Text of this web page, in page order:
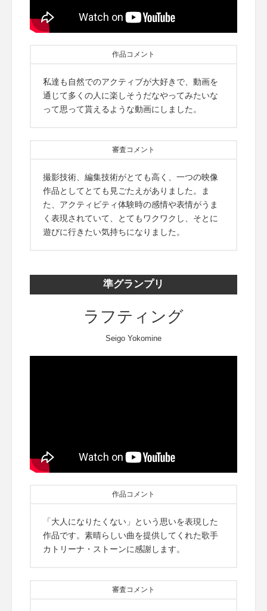
作品コメント
私達も自然でのアクティブが大好きで、動画を
通じて多くの人に楽しそうだなやってみたいな
って思って貰えるような動画にしました。
審査コメント
撮影技術、編集技術がとても高く、一つの映像
作品としてとても見ごたえがありました。ま
た、アクティビティ体験時の感情や表情がうま
く表現されていて、とてもワクワクし、そとに
遊びに行きたい気持ちになりました。
準グランプリ
ラフティング
Seigo Yokomine
作品コメント
「大人になりたくない」という思いを表現した
作品です。素晴らしい曲を提供してくれた歌手
カトリーナ・ストーンに感謝します。
審査コメント